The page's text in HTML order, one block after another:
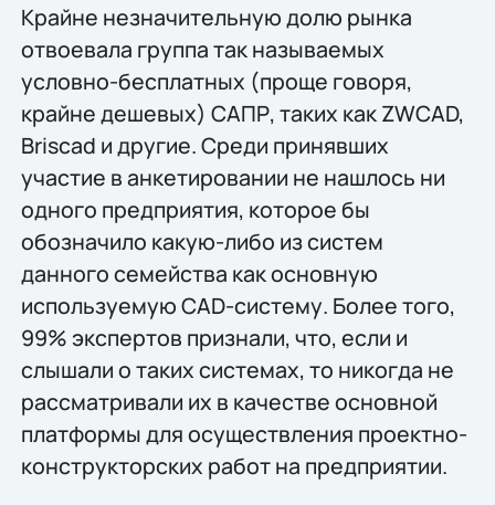
Крайне незначительную долю рынка
отвоевала группа так называемых
условно-бесплатных (проще говоря,
крайне дешевых) САПР, таких как ZWCAD,
Briscad и другие. Среди принявших
участие в анкетировании не нашлось ни
одного предприятия, которое бы
обозначило какую-либо из систем
данного семейства как основную
используемую CAD-систему. Более того,
99% экспертов признали, что, если и
слышали о таких системах, то никогда не
рассматривали их в качестве основной
платформы для осуществления проектно-
конструкторских работ на предприятии.